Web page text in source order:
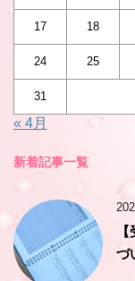
17 18
24 25
31
« 4月
新着記事一覧
づ